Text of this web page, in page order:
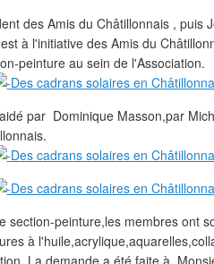
des Amis du Châtillonnais , puis
à l'initiative des Amis du
peinture au sein de l'Association.
par Dominique Masson,par
section-peinture,les membres ont
à
demande a été faite à